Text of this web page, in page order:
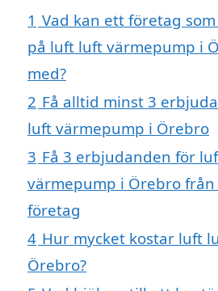
1 Vad kan ett företag
på luft luft värmepump i
med?
2 Få alltid minst 3
luft värmepump i Örebro
3 Få 3 erbjudanden för
värmepump i Örebro
företag
4 Hur mycket kostar luft
Örebro?